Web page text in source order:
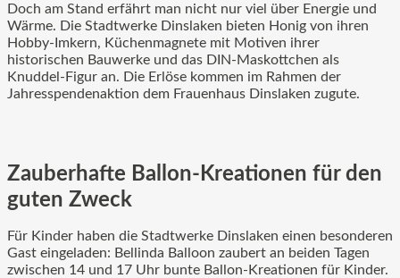
Doch am Stand erfährt man nicht nur viel über Energie und
Wärme. Die Stadtwerke Dinslaken bieten Honig von ihren
Hobby-Imkern, Küchenmagnete mit Motiven ihrer
historischen Bauwerke und das DIN-Maskottchen als
Knuddel-Figur an. Die Erlöse kommen im Rahmen der
Jahresspendenaktion dem Frauenhaus Dinslaken zugute.
Zauberhafte Ballon-Kreationen für den
guten Zweck
Für Kinder haben die Stadtwerke Dinslaken einen besonderen
Gast eingeladen: Bellinda Balloon zaubert an beiden Tagen
zwischen 14 und 17 Uhr bunte Ballon-Kreationen für Kinder.